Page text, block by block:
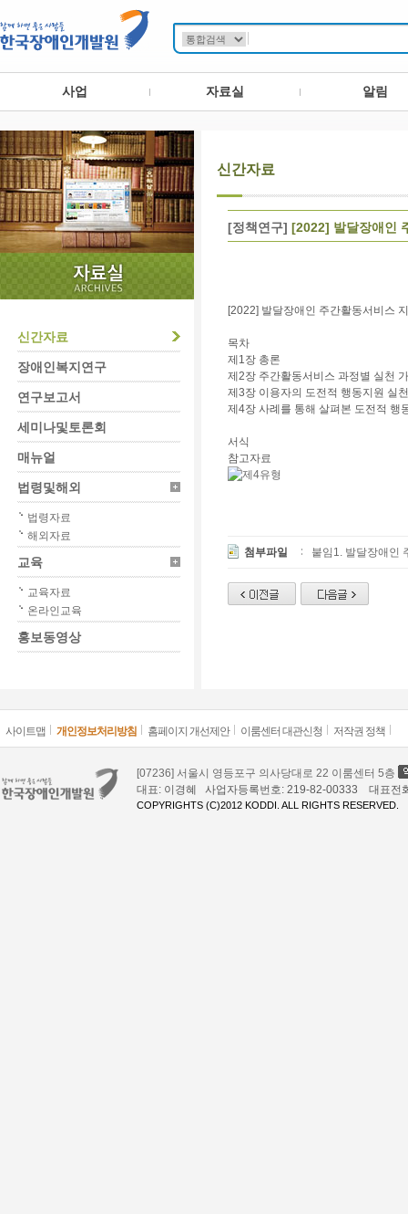
사업 자료실 알림
신간자료
장애인복지연구
연구보고서
세미나및토론회
매뉴얼
법령및해외
법령자료
해외자료
교육
교육자료
온라인교육
홍보동영상
신간자료
[정책연구] [2022] 발달장애인
[2022] 발달장애인 주간활동서비스
목차
제1장 총론
제2장 주간활동서비스 과정별 실천
제3장 이용자의 도전적 행동지원 실
제4장 사례를 통해 살펴본 도전적 행
서식
참고자료
첨부파일 붙임1. 발달장애인
사이트맵 개인정보처리방침 홈페이지 개선제안 이룸센터 대관신청 저작권 정책
[07236] 서울시 영등포구 의사당대로 22 이룸센터 5층
대표: 이경혜 사업자등록번호: 219-82-00333 대표
COPYRIGHTS (C)2012 KODDI. ALL RIGHTS RESERVED.